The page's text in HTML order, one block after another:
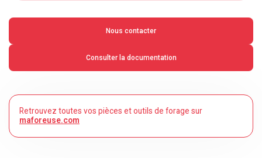
Nous contacter
Consulter la documentation
Retrouvez toutes vos pièces et outils de forage sur
maforeuse.com